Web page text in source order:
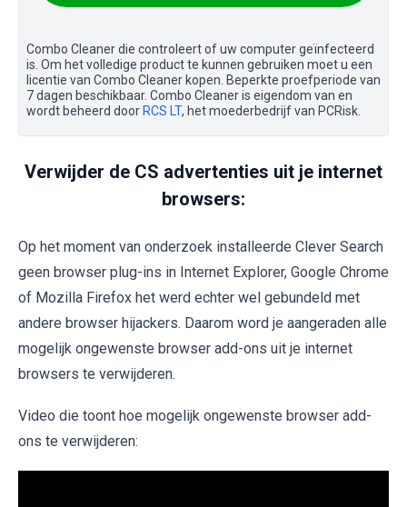
Combo Cleaner die controleert of uw computer geïnfecteerd
is. Om het volledige product te kunnen gebruiken moet u een
licentie van Combo Cleaner kopen. Beperkte proefperiode van
7 dagen beschikbaar. Combo Cleaner is eigendom van en
wordt beheerd door RCS LT, het moederbedrijf van PCRisk.
Verwijder de CS advertenties uit je internet
browsers:
Op het moment van onderzoek installeerde Clever Search
geen browser plug-ins in Internet Explorer, Google Chrome
of Mozilla Firefox het werd echter wel gebundeld met
andere browser hijackers. Daarom word je aangeraden alle
mogelijk ongewenste browser add-ons uit je internet
browsers te verwijderen.
Video die toont hoe mogelijk ongewenste browser add-
ons te verwijderen: